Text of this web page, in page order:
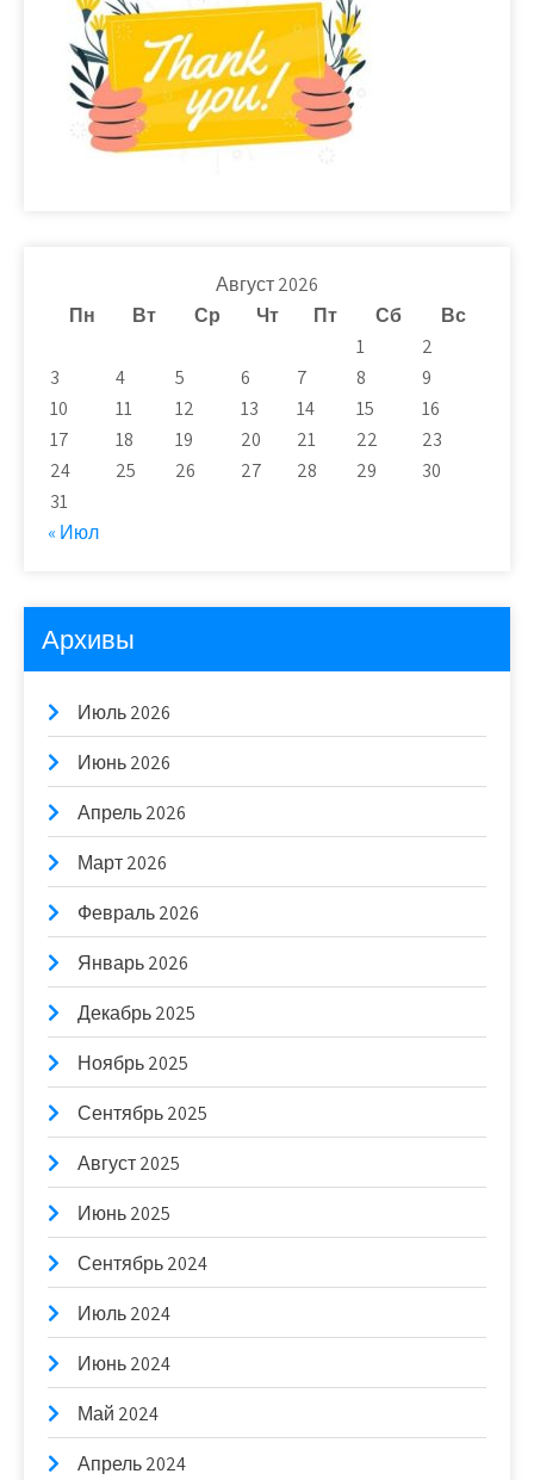
Август 2026
Пн
Вт Ср Чт Пт Сб
Вс
1
2
3
4 5 6 7 8
9
10
11 12 13 14 15
16
17
18 19 20 21 22
23
24
25 26 27 28 29
30
31
« Июл
Архивы
Июль 2026
Июнь 2026
Апрель 2026
Март 2026
Февраль 2026
Январь 2026
Декабрь 2025
Ноябрь 2025
Сентябрь 2025
Август 2025
Июнь 2025
Сентябрь 2024
Июль 2024
Июнь 2024
Май 2024
Апрель 2024